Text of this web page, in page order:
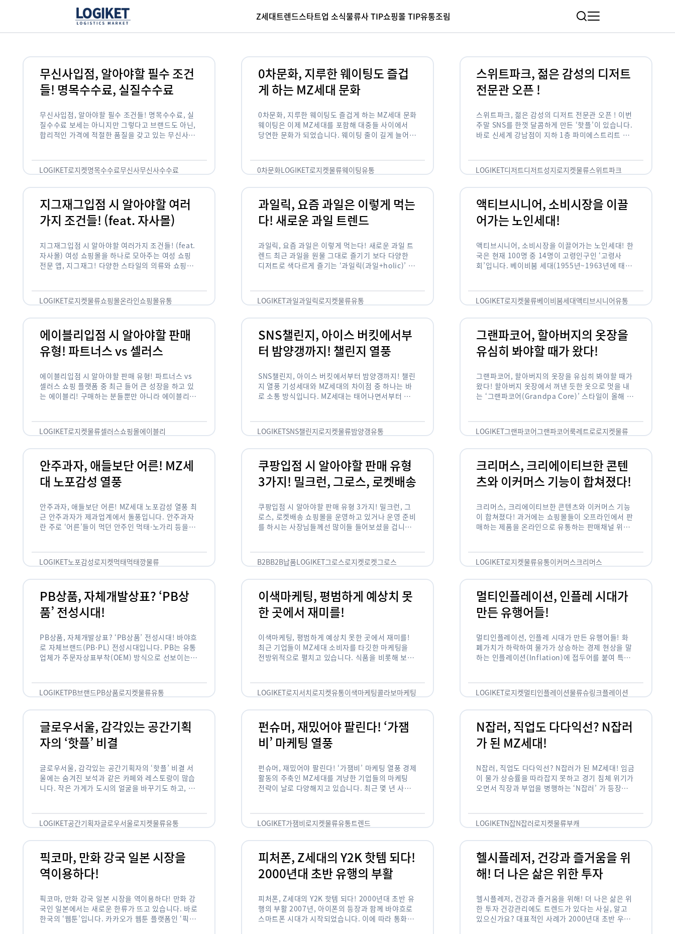
Z세대트렌드스타트업 소식물류사 TIP쇼핑몰 TIP유통조림
무신사입점, 알아야할 필수 조건
들! 명목수수료, 실질수수료
무신사입점, 알아야할 필수 조건들! 명목수수료, 실
질수수료 보세는 아니지만 그렇다고 브랜드도 아닌,
합리적인 가격에 적절한 품질을 갖고 있는 무신사!
LOGIKET로지켓명목수수료무신사무신사수수료
0차문화, 지루한 웨이팅도 즐겁
게 하는 MZ세대 문화
0차문화, 지루한 웨이팅도 즐겁게 하는 MZ세대 문화
웨이팅은 이제 MZ세대를 포함해 대중들 사이에서
당연한 문화가 되었습니다. 웨이팅 줄이 길게 늘어서
0차문화LOGIKET로지켓물류웨이팅유통
스위트파크, 젊은 감성의 디저트
전문관 오픈 !
스위트파크, 젊은 감성의 디저트 전문관 오픈 ! 이번
주말 SNS를 한껏 달콤하게 만든 ‘핫플’이 있습니다.
바로 신세계 강남점이 지하 1층 파미에스트리트 분
LOGIKET디저트디저트성지로지켓물류스위트파크
지그재그입점 시 알아야할 여러
가지 조건들! (feat. 자사몰)
지그재그입점 시 알아야할 여러가지 조건들! (feat.
자사몰) 여성 쇼핑몰을 하나로 모아주는 여성 쇼핑
전문 앱, 지그재그! 다양한 스타일의 의류와 쇼핑몰
LOGIKET로지켓물류쇼핑몰온라인쇼핑몰유통
과일릭, 요즘 과일은 이렇게 먹는
다! 새로운 과일 트렌드
과일릭, 요즘 과일은 이렇게 먹는다! 새로운 과일 트
렌드 최근 과일을 원물 그대로 즐기기 보다 다양한
디저트로 색다르게 즐기는 ‘과일릭(과일+holic)’ 트
…
LOGIKET과일과일릭로지켓물류유통
액티브시니어, 소비시장을 이끌
어가는 노인세대!
액티브시니어, 소비시장을 이끌어가는 노인세대! 한
국은 현재 100명 중 14명이 고령인구인 ‘고령사
회’입니다. 베이비붐 세대(1955년~1963년에 태어
오고 있습니다. 하지만 사회가 늙어가는 …
LOGIKET로지켓물류베이비붐세대액티브시니어유통
에이블리입점 시 알아야할 판매
유형! 파트너스 vs 셀러스
에이블리입점 시 알아야할 판매 유형! 파트너스 vs
셀러스 쇼핑 플랫폼 중 최근 들어 큰 성장을 하고 있
는 에이블리! 구매하는 분들뿐만 아니라 에이블리에
LOGIKET로지켓물류셀러스쇼핑몰에이블리
SNS챌린지, 아이스 버킷에서부
터 밤양갱까지! 챌린지 열풍
SNS챌린지, 아이스 버킷에서부터 밤양갱까지! 챌린
지 열풍 기성세대와 MZ세대의 차이점 중 하나는 바
로 소통 방식입니다. MZ세대는 태어나면서부터 디
도 능숙한 …
LOGIKETSNS챌린지로지켓물류밤양갱유통
그랜파코어, 할아버지의 옷장을
유심히 봐야할 때가 왔다!
그랜파코어, 할아버지의 옷장을 유심히 봐야할 때가
왔다! 할아버지 옷장에서 꺼낸 듯한 옷으로 멋을 내
는 ‘그랜파코어(Grandpa Core)’ 스타일이 올해 패
을 …
LOGIKET그랜파코어그랜파코어룩레트로로지켓물류
안주과자, 애들보단 어른! MZ세
대 노포감성 열풍
안주과자, 애들보단 어른! MZ세대 노포감성 열풍 최
근 안주과자가 제과업계에서 돌풍입니다. 안주과자
란 주로 ‘어른’들이 먹던 안주인 먹태·노가리 등을
LOGIKET노포감성로지켓먹태먹태깡물류
쿠팡입점 시 알아야할 판매 유형
3가지! 밀크런, 그로스, 로켓배송
쿠팡입점 시 알아야할 판매 유형 3가지! 밀크런, 그
로스, 로켓배송 쇼핑몰을 운영하고 있거나 운영 준비
를 하시는 사장님들께선 많이들 들어보셨을 겁니다.
B2BB2B납품LOGIKET그로스로지켓로켓그로스
크리머스, 크리에이티브한 콘텐
츠와 이커머스 기능이 합쳐졌다!
크리머스, 크리에이티브한 콘텐츠와 이커머스 기능
이 합쳐졌다! 과거에는 쇼핑몰들이 오프라인에서 판
매하는 제품을 온라인으로 유통하는 판매채널 위주
는 콘텐츠 기반의 …
LOGIKET로지켓물류유통이커머스크리머스
PB상품, 자체개발상표? ‘PB상
품’ 전성시대!
PB상품, 자체개발상표? ‘PB상품’ 전성시대! 바야흐
로 자체브랜드(PB·PL) 전성시대입니다. PB는 유통
업체가 주문자상표부착(OEM) 방식으로 선보이는
물가 시대와 맞물려 …
LOGIKETPB브랜드PB상품로지켓물류유통
이색마케팅, 평범하게 예상치 못
한 곳에서 재미를!
이색마케팅, 평범하게 예상치 못한 곳에서 재미를!
최근 기업들이 MZ세대 소비자를 타깃한 마케팅을
전방위적으로 펼치고 있습니다. 식품을 비롯해 보수
…
LOGIKET로지서치로지켓유통이색마케팅콜라보마케팅
멀티인플레이션, 인플레 시대가
만든 유행어들!
멀티인플레이션, 인플레 시대가 만든 유행어들! 화
폐가치가 하락하여 물가가 상승하는 경제 현상을 말
하는 인플레이션(Inflation)에 접두어를 붙여 특정
링크플레이션, 그리드플레이션 등등. …
LOGIKET로지켓멀티인플레이션물류슈링크플레이션
글로우서울, 감각있는 공간기획
자의 ‘핫플’ 비결
글로우서울, 감각있는 공간기획자의 ‘핫플’ 비결 서
울에는 숨겨진 보석과 같은 카페와 레스토랑이 많습
니다. 작은 가게가 도시의 얼굴을 바꾸기도 하고, 쇠
LOGIKET공간기획자글로우서울로지켓물류유통
펀슈머, 재밌어야 팔린다! ‘가잼
비’ 마케팅 열풍
펀슈머, 재밌어야 팔린다! ‘가잼비’ 마케팅 열풍 경제
활동의 주축인 MZ세대를 겨냥한 기업들의 마케팅
전략이 날로 다양해지고 있습니다. 최근 몇 년 사이
LOGIKET가잼비로지켓물류유통트렌드
N잡러, 직업도 다다익선? N잡러
가 된 MZ세대!
N잡러, 직업도 다다익선? N잡러가 된 MZ세대! 임금
이 물가 상승률을 따라잡지 못하고 경기 침체 위기가
오면서 직장과 부업을 병행하는 ‘N잡러’ 가 등장했습
LOGIKETN잡N잡러로지켓물류부캐
픽코마, 만화 강국 일본 시장을
역이용하다!
픽코마, 만화 강국 일본 시장을 역이용하다! 만화 강
국인 일본에서는 새로운 한류가 뜨고 있습니다. 바로
한국의 ‘웹툰’입니다. 카카오가 웹툰 플랫폼인 ‘픽코
피처폰, Z세대의 Y2K 핫템 되다!
2000년대 초반 유행의 부활
피처폰, Z세대의 Y2K 핫템 되다! 2000년대 초반 유
행의 부활 2007년, 아이폰의 등장과 함께 바야흐로
스마트폰 시대가 시작되었습니다. 이에 따라 통화와
헬시플레저, 건강과 즐거움을 위
해! 더 나은 삶은 위한 투자
헬시플레저, 건강과 즐거움을 위해! 더 나은 삶은 위
한 투자 건강관리에도 트렌드가 있다는 사실, 알고
있으신가요? 대표적인 사례가 2000년대 초반 우리